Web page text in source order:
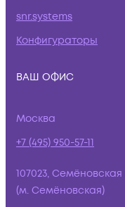
snr.systems
Конфигураторы
ВАШ ОФИС
Москва
+7 (495) 950-57-11
107023,
(м. Семёновская)